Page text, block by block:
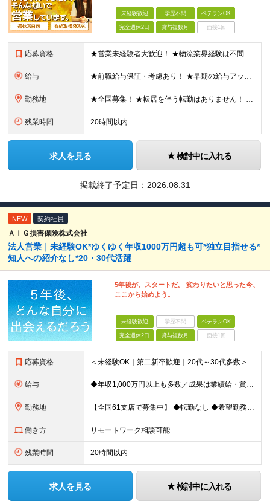
未経験歓迎 学歴不問 ベテランOK
完全週休2日 賞与複数月 面接1回
応募資格 ★営業未経験者大歓迎！ ★物流業界経験は不問！ ★学歴不問！ ★第二新卒歓迎！ ★ブランクOK！ ＼こんな方にピッタリです！／ ・「圧倒的No.1」を目指す環境で、熱く働きたい方 ・仕事も遊びも、メ
給与 ★前職給与保証・考慮あり！ ★早期の給与アップが可能です 月給24万9113円以上＋賞与年2回＋各種手当 ※経験やスキルを考慮し決定します。 ※試用期間6カ月（その間の給与・待遇に差異はありません
勤務地 ★全国募集！ ★転居を伴う転勤はありません！ ★U・Iターン歓迎！ ＼本社／ 東京都新宿区西新宿1-20-3 西新宿髙木ビル2階 ＼希望の拠点・営業所に配属します！／ 【北海道・東北エリア】 北海
残業時間 20時間以内
求人を見る 検討中に入れる
掲載終了予定日： 2026.08.31
NEW 契約社員
ＡＩＧ損害保険株式会社
法人営業｜未経験OK*ゆくゆく年収1000万円超も可*独立目指せる*
知人への紹介なし*20・30代活躍
5年後が、スタートだ。 変わりたいと思った今、
ここから始めよう。
未経験歓迎 学歴不問 ベテランOK
完全週休2日 賞与複数月 面接1回
応募資格 ＜未経験OK｜第二新卒歓迎｜20代～30代多数＞ ◆業界未経験・営業未経験がほとんどです！ ◆高卒以上 ━━━━━━━━ 育成前提の採用です！ ━━━━━━━━ 「稼ぎたい」「経営者になりたい」など
給与 ◆年収1,000万円以上も多数／成果は業績給・賞与に反映 ◆年収例1,233円／30代・4年目 月給24万4,094円～33万5,000円＋業績給＋賞与年2回（業績による） ※給与は配属エリアによ
勤務地 【全国61支店で募集中】 ◆転勤なし ◆希望勤務地を選べる ◆U・Iターンも歓迎です ----- 契約期間中は転勤がありません。 お住まいの地域でキャリアを築くことができます！ ----- ■北海道／
働き方 リモートワーク相談可能
残業時間 20時間以内
求人を見る 検討中に入れる